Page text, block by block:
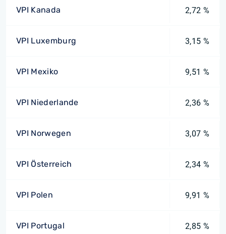
VPI Kanada 2,72 %
VPI Luxemburg 3,15 %
VPI Mexiko 9,51 %
VPI Niederlande 2,36 %
VPI Norwegen 3,07 %
VPI Österreich 2,34 %
VPI Polen 9,91 %
VPI Portugal 2,85 %